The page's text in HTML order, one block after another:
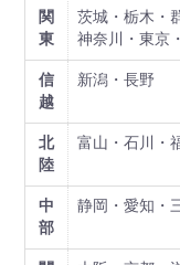
関
東
茨城・栃木・
神奈川・東京
信
越
新潟・長野
北
陸
富山・石川・
中
部
静岡・愛知・